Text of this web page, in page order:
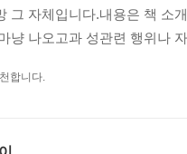
절하여 스스로 무너지지 않
시간을 돌아보며 내 말에 동
긴이의 글에서
그 자체입니다.내용은 책 소
냥 나오고과 성관련 행위나
합니다.